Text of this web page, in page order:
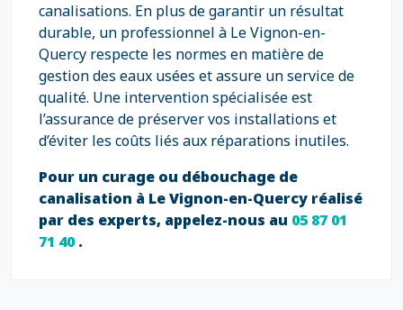
canalisations. En plus de garantir un résultat
durable, un professionnel à Le Vignon-en-
Quercy respecte les normes en matière de
gestion des eaux usées et assure un service de
qualité. Une intervention spécialisée est
l’assurance de préserver vos installations et
d’éviter les coûts liés aux réparations inutiles.
Pour un curage ou débouchage de
canalisation à Le Vignon-en-Quercy réalisé
par des experts, appelez-nous au 05 87 01
71 40.